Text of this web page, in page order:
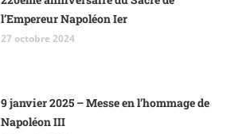
l’Empereur Napoléon Ier
27 octobre 2024
9 janvier 2025 – Messe en l’hommage de
Napoléon III